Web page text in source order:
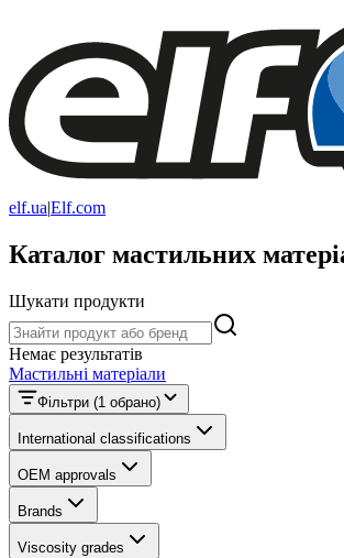
elf.ua|Elf.com
Каталог мастильних
Шукати продукти
Шукати продукти
Немає результатів
Мастильні матеріали
Фільтри (1 обрано)
International classifications
OEM approvals
Brands
Viscosity grades